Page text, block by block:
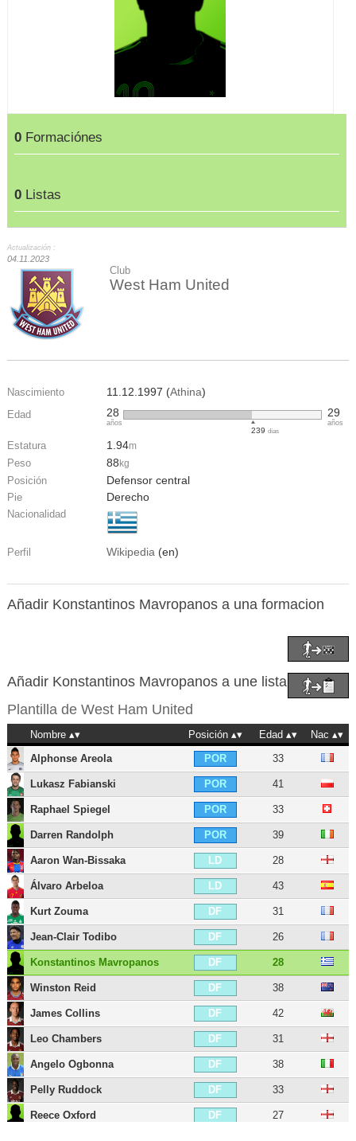
0 Formaciónes
0 Listas
Actualización :
04.11.2023
Club
West Ham United
Nascimiento 11.12.1997 (Athina)
Edad 28
años
239 días
29
años
Estatura 1.94m
Peso 88 kg
Posición Defensor central
Pie Derecho
Nacionalidad
Perfil Wikipedia (en)
Añadir Konstantinos Mavropanos a una formacion
Añadir Konstantinos Mavropanos a une lista
Plantilla de West Ham United
Nombre Posición Edad
Nac
Alphonse Areola
POR 33
Lukasz Fabianski POR 41
Raphael Spiegel POR 33
Darren Randolph POR 39
Aaron Wan-Bissaka LD 28
Álvaro Arbeloa LD 43
Kurt Zouma DF 31
Jean-Clair Todibo DF 26
Konstantinos Mavropanos DF 28
Winston Reid DF 38
James Collins DF 42
Leo Chambers DF 31
Angelo Ogbonna DF 38
Pelly Ruddock DF 33
Reece Oxford DF 27